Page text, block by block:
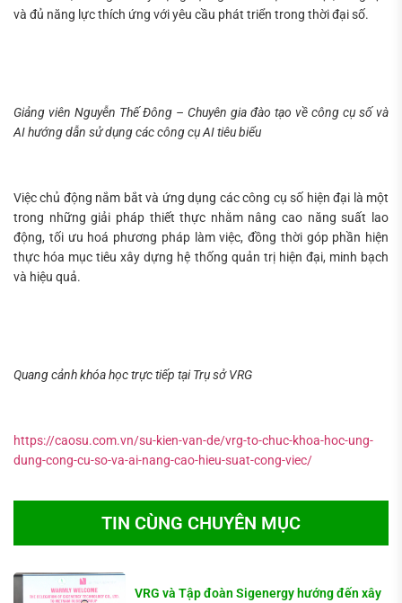
và đủ năng lực thích ứng với yêu cầu phát triển trong thời đại số.
Giảng viên Nguyễn Thế Đông – Chuyên gia đào tạo về công cụ số và
AI hướng dẫn sử dụng các công cụ AI tiêu biểu
Việc chủ động nắm bắt và ứng dụng các công cụ số hiện đại là một
trong những giải pháp thiết thực nhằm nâng cao năng suất lao
động, tối ưu hoá phương pháp làm việc, đồng thời góp phần hiện
thực hóa mục tiêu xây dựng hệ thống quản trị hiện đại, minh bạch
và hiệu quả.
Quang cảnh khóa học trực tiếp tại Trụ sở VRG
https://caosu.com.vn/su-kien-van-de/vrg-to-chuc-khoa-hoc-ung-
dung-cong-cu-so-va-ai-nang-cao-hieu-suat-cong-viec/
TIN CÙNG CHUYÊN MỤC
VRG và Tập đoàn Sigenergy hướng đến xây